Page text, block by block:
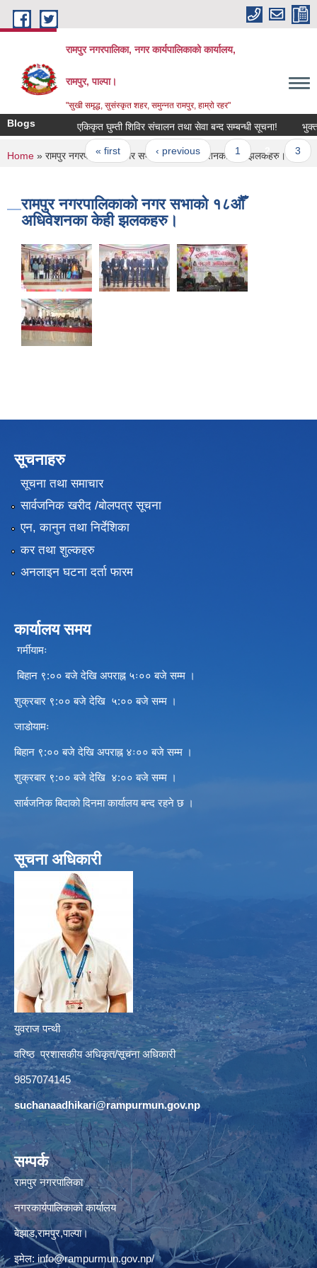
Skip to main content
रामपुर नगरपालिका, नगर कार्यपालिकाको कार्यालय,
रामपुर, पाल्पा।
"सुखी समृद्ध, सुसंस्कृत शहर, समुन्नत रामपुर, हाम्रो रहर"
Blogs एकिकृत घुम्ती शिविर संचालन तथा सेवा बन्द सम्बन्धी सूचना!
Pages
« first ‹ previous 1 2 3
You are here
Home » रामपुर नगरपालिकाको नगर सभाको १८औँ अधिवेशनका केही झलकहरु।
रामपुर नगरपालिकाको नगर सभाको १८औँ
अधिवेशनका केही झलकहरु।
सूचनाहरु
सूचना तथा समाचार
सार्वजनिक खरीद /बोलपत्र सूचना
एन, कानुन तथा निर्देशिका
कर तथा शुल्कहरु
अनलाइन घटना दर्ता फारम
कार्यालय समय
गर्मीयामः
बिहान ९:०० बजे देखि अपराह्न ५ः०० बजे सम्म ।
शुक्रबार ९:०० बजे देखि ५:०० बजे सम्म ।
जाडोयामः
बिहान ९:०० बजे देखि अपराह्न ४ः०० बजे सम्म ।
शुक्रबार ९:०० बजे देखि ४:०० बजे सम्म ।
सार्बजनिक बिदाको दिनमा कार्यालय बन्द रहने छ ।
सूचना अधिकारी
युवराज पन्थी
वरिष्ठ प्रशासकीय अधिकृत/सूचना अधिकारी
9857074145
suchanaadhikari@rampurmun.gov.np
सम्पर्क
रामपुर नगरपालिका
नगरकार्यपालिकाको कार्यालय
बेझाड,रामपुर,पाल्पा।
इमेल: info@rampurmun.gov.np/